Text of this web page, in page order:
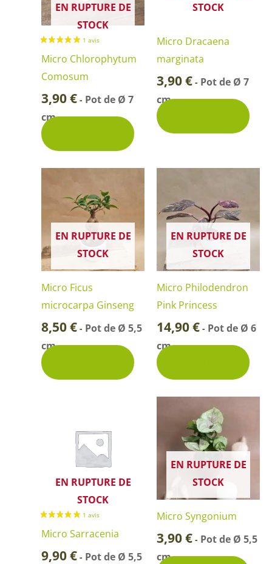
EN RUPTURE DE
STOCK
Micro Chlorophytum
Comosum
3,90€ - Pot de Ø 7
cm
STOCK
Micro Dracaena
marginata
3,90€ - Pot de Ø 7
cm
EN RUPTURE DE
STOCK
Micro Ficus
microcarpa Ginseng
8,50€ - Pot de Ø 5,5
cm
EN RUPTURE DE
STOCK
Micro Philodendron
Pink Princess
14,90€ - Pot de Ø 6
cm
EN RUPTURE DE
STOCK
Micro Sarracenia
9,90€ - Pot de Ø 5,5
EN RUPTURE DE
STOCK
Micro Syngonium
3,90€ - Pot de Ø 5,5
cm